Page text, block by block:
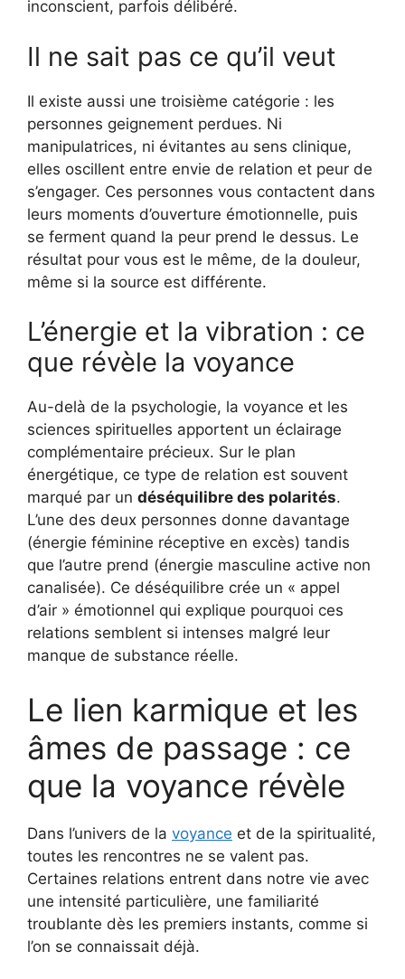
inconscient, parfois délibéré.
Il ne sait pas ce qu’il veut
Il existe aussi une troisième catégorie : les
personnes geignement perdues. Ni
manipulatrices, ni évitantes au sens clinique,
elles oscillent entre envie de relation et peur de
s’engager. Ces personnes vous contactent dans
leurs moments d’ouverture émotionnelle, puis
se ferment quand la peur prend le dessus. Le
résultat pour vous est le même, de la douleur,
même si la source est différente.
L’énergie et la vibration : ce
que révèle la voyance
Au-delà de la psychologie, la voyance et les
sciences spirituelles apportent un éclairage
complémentaire précieux. Sur le plan
énergétique, ce type de relation est souvent
marqué par un déséquilibre des polarités.
L’une des deux personnes donne davantage
(énergie féminine réceptive en excès) tandis
que l’autre prend (énergie masculine active non
canalisée). Ce déséquilibre crée un « appel
d’air » émotionnel qui explique pourquoi ces
relations semblent si intenses malgré leur
manque de substance réelle.
Le lien karmique et les
âmes de passage : ce
que la voyance révèle
Dans l’univers de la voyance et de la spiritualité,
toutes les rencontres ne se valent pas.
Certaines relations entrent dans notre vie avec
une intensité particulière, une familiarité
troublante dès les premiers instants, comme si
l’on se connaissait déjà.